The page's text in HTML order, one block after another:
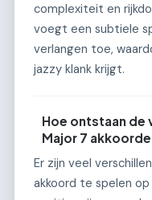
complexiteit en
voegt een subtiele
verlangen toe,
jazzy klank krijgt.
Hoe ontstaan
Major 7
Er zijn veel
akkoord te spelen